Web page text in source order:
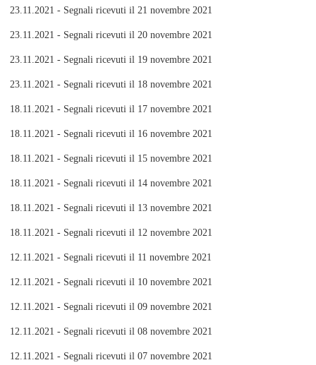
23.11.2021 - Segnali ricevuti il 21 novembre 2021
23.11.2021 - Segnali ricevuti il 20 novembre 2021
23.11.2021 - Segnali ricevuti il 19 novembre 2021
23.11.2021 - Segnali ricevuti il 18 novembre 2021
18.11.2021 - Segnali ricevuti il 17 novembre 2021
18.11.2021 - Segnali ricevuti il 16 novembre 2021
18.11.2021 - Segnali ricevuti il 15 novembre 2021
18.11.2021 - Segnali ricevuti il 14 novembre 2021
18.11.2021 - Segnali ricevuti il 13 novembre 2021
18.11.2021 - Segnali ricevuti il 12 novembre 2021
12.11.2021 - Segnali ricevuti il 11 novembre 2021
12.11.2021 - Segnali ricevuti il 10 novembre 2021
12.11.2021 - Segnali ricevuti il 09 novembre 2021
12.11.2021 - Segnali ricevuti il 08 novembre 2021
12.11.2021 - Segnali ricevuti il 07 novembre 2021